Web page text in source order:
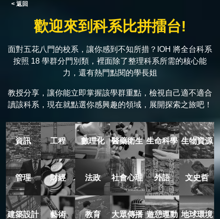
< 返回
歡迎來到科系比拼擂台!
面對五花八門的校系，讓你感到不知所措？IOH 將全台科系
按照 18 學群分門別類，裡面除了整理科系所需的核心能
力，還有熱門點閱的學長姐
教授分享，讓你能立即掌握該學群重點，檢視自己適不適合
讀該科系，現在就點選你感興趣的領域，展開探索之旅吧！
資訊 工程 數理化 醫藥衛生 生命科學 生物資源
管理 財經 法政 社會心理 外語 文史哲
建築設計 藝術 教育 大眾傳播 遊憩運動 地球環境